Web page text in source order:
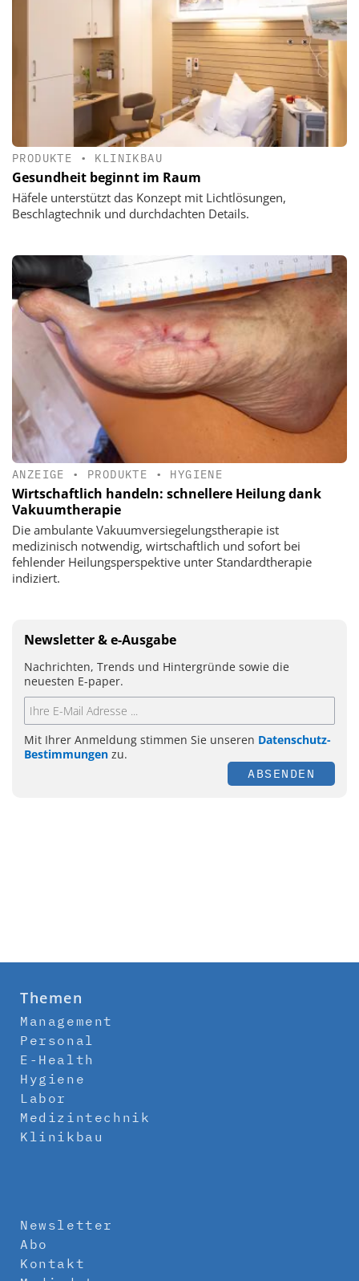
PRODUKTE • KLINIKBAU
Gesundheit beginnt im Raum
Häfele unterstützt das Konzept mit Lichtlösungen,
Beschlagtechnik und durchdachten Details.
ANZEIGE • PRODUKTE • HYGIENE
Wirtschaftlich handeln: schnellere Heilung dank
Vakuumtherapie
Die ambulante Vakuumversiegelungstherapie ist
medizinisch notwendig, wirtschaftlich und sofort bei
fehlender Heilungsperspektive unter Standardtherapie
indiziert.
Newsletter & e-Ausgabe
Nachrichten, Trends und Hintergründe sowie die
neuesten E-paper.
Mit Ihrer Anmeldung stimmen Sie unseren Datenschutz-
Bestimmungen zu.
ABSENDEN
Themen
Management
Personal
E-Health
Hygiene
Labor
Medizintechnik
Klinikbau
Newsletter
Abo
Kontakt